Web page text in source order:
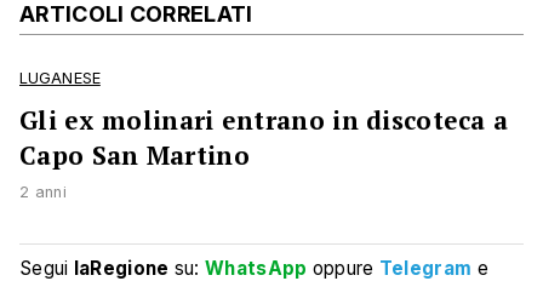
ARTICOLI CORRELATI
LUGANESE
Gli ex molinari entrano in discoteca a
Capo San Martino
2 anni
Segui laRegione su:WhatsApp oppure Telegram e